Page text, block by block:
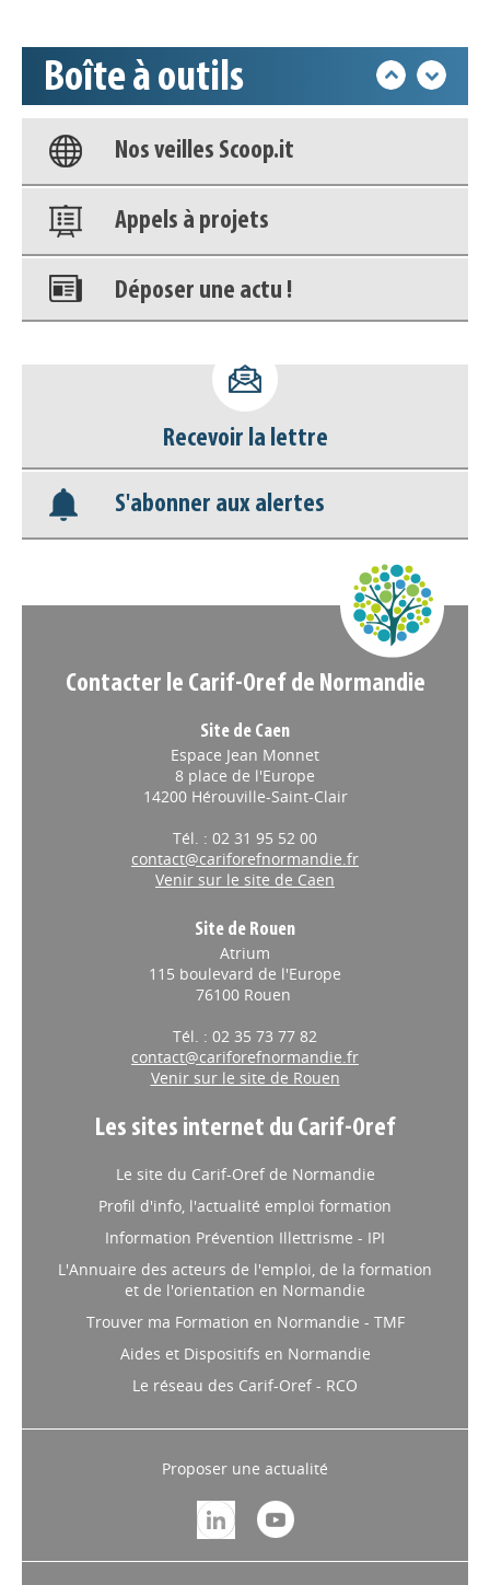
Boîte à outils
Base documentaire
Nos veilles Scoop.it
Appels à projets
Déposer une actu !
déconnecter)
Base documentaire
Nos veilles Scoop.it
Recevoir la lettre
S'abonner aux alertes
Contacter le Carif-Oref de Normandie
Site de Caen
Espace Jean Monnet
8 place de l'Europe
14200 Hérouville-Saint-Clair
Tél. : 02 31 95 52 00
contact@cariforefnormandie.fr
Venir sur le site de Caen
Site de Rouen
Atrium
115 boulevard de l'Europe
76100 Rouen
Tél. : 02 35 73 77 82
contact@cariforefnormandie.fr
Venir sur le site de Rouen
Les sites internet du Carif-Oref
Le site du Carif-Oref de Normandie
Profil d'info, l'actualité emploi formation
Information Prévention Illettrisme - IPI
L'Annuaire des acteurs de l'emploi, de la formation
et de l'orientation en Normandie
Trouver ma Formation en Normandie - TMF
Aides et Dispositifs en Normandie
Le réseau des Carif-Oref - RCO
Proposer une actualité